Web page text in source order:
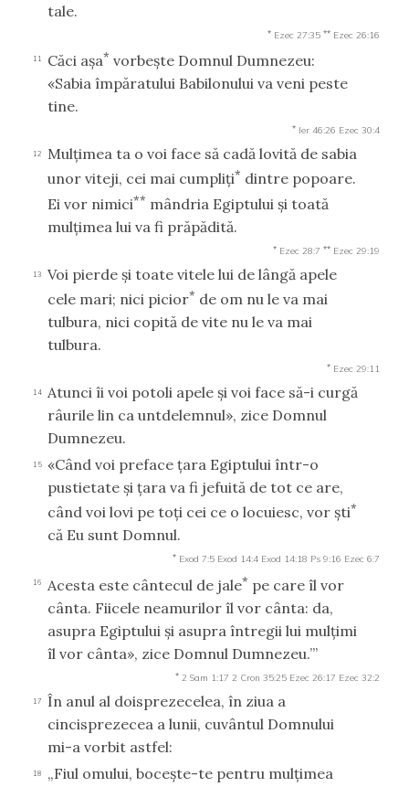
tale.
* Ezec 27:35 ** Ezec 26:16
11 Căci aşa* vorbeşte Domnul Dumnezeu:
«Sabia împăratului Babilonului va veni peste
tine.
* Ier 46:26 Ezec 30:4
12
Mulţimea ta o voi face să cadă lovită de sabia
unor viteji, cei mai cumpliţi* dintre popoare.
Ei vor nimici** mândria Egiptului şi toată
mulţimea lui va fi prăpădită.
* Ezec 28:7 ** Ezec 29:19
13
Voi pierde şi toate vitele lui de lângă apele
cele mari; nici picior* de om nu le va mai
tulbura, nici copită de vite nu le va mai
tulbura.
* Ezec 29:11
14
Atunci îi voi potoli apele şi voi face să-i curgă
râurile lin ca untdelemnul», zice Domnul
Dumnezeu.
15 «Când voi preface ţara Egiptului într-o
pustietate şi ţara va fi jefuită de tot ce are,
când voi lovi pe toţi cei ce o locuiesc, vor şti*
că Eu sunt Domnul.
* Exod 7:5 Exod 14:4 Exod 14:18 Ps 9:16 Ezec 6:7
16 Acesta este cântecul de jale* pe care îl vor
cânta. Fiicele neamurilor îl vor cânta: da,
asupra Egiptului şi asupra întregii lui mulţimi
îl vor cânta», zice Domnul Dumnezeu.’”
* 2 Sam 1:17 2 Cron 35:25 Ezec 26:17 Ezec 32:2
17
În anul al doisprezecelea, în ziua a
cincisprezecea a lunii, cuvântul Domnului
mi-a vorbit astfel:
18 „Fiul omului, boceşte-te pentru mulţimea